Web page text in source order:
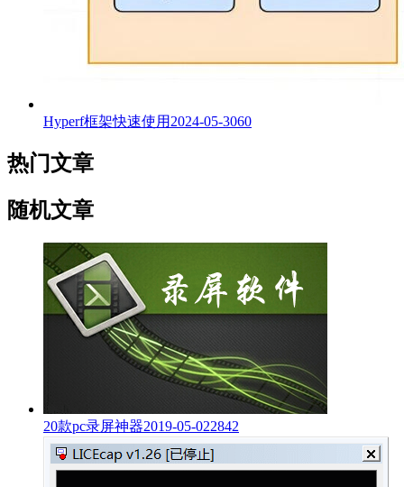
Hyperf框架快速使用 2024-05-3060
热门文章
随机文章
20款pc录屏神器2019-05-022842